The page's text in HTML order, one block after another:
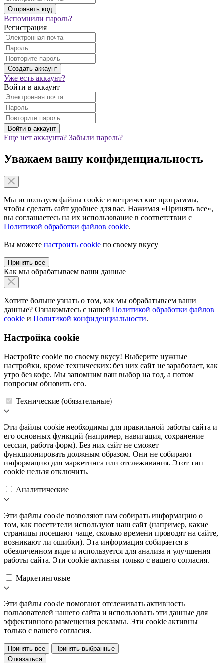
Вспомнили пароль?
Регистрация
Уже есть аккаунт?
Войти в аккаунт
Еще нет аккаунта? Забыли пароль?
Уважаем вашу конфиденциальность
Мы используем файлы cookie и метрические программы,
чтобы сделать сайт удобнее для вас. Нажимая «Принять все»,
вы соглашаетесь на их использование в соответствии с
Политикой обработки файлов cookie.
Вы можете настроить cookie по своему вкусу
Принять все
Как мы обрабатываем ваши данные
Хотите больше узнать о том, как мы обрабатываем ваши
данные? Ознакомьтесь с нашей Политикой обработки файлов
cookie и Политикой конфиденциальности.
Настройка cookie
Настройте cookie по своему вкусу! Выберите нужные
настройки, кроме технических: без них сайт не заработает, как
утро без кофе. Мы запомним ваш выбор на год, а потом
попросим обновить его.
Технические (обязательные)
Эти файлы cookie необходимы для правильной работы сайта и
его основных функций (например, навигация, сохранение
сессии, работа форм). Без них сайт не сможет
функционировать должным образом. Они не собирают
информацию для маркетинга или отслеживания. Этот тип
cookie нельзя отключить.
Аналитические
Эти файлы cookie позволяют нам собирать информацию о
том, как посетители используют наш сайт (например, какие
страницы посещают чаще, сколько времени проводят на сайте,
возникают ли ошибки). Эта информация собирается в
обезличенном виде и используется для анализа и улучшения
работы сайта. Эти cookie активны только с вашего согласия.
Маркетинговые
Эти файлы cookie помогают отслеживать активность
пользователей нашего сайта и использовать эти данные для
эффективного размещения рекламы. Эти cookie активны
только с вашего согласия.
Принять все
Принять выбранные
Отказаться